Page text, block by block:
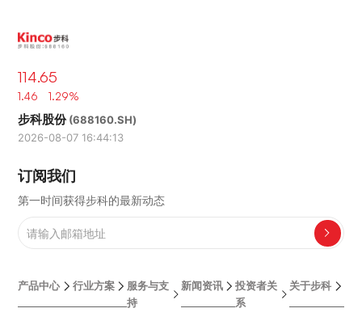
114.65
1.46 1.29%
步科股份(688160.SH)
2026-08-07 16:44:13
订阅我们
第一时间获得步科的最新动态
产品中心 行业方案
服务与支
持
新闻资讯
投资者关
系
关于步科